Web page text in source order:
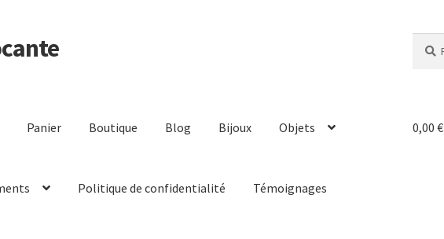
pour :
Panier Boutique Blog Bijoux Objets
Politique de confidentialité Témoignages
0,00 €